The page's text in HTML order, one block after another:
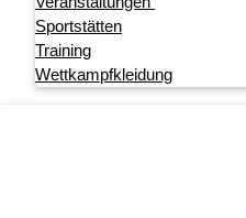
Sportstätten
Training
Wettkampfkleidung